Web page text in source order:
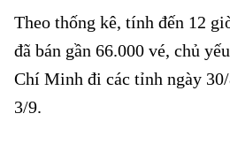
Theo thống kê, tính đến 12
đã bán gần 66.000 vé, chủ
Chí Minh đi các tỉnh ngày
3/9.